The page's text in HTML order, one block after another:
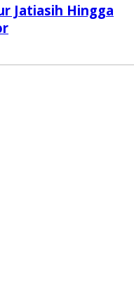
Jatiasih Hingga